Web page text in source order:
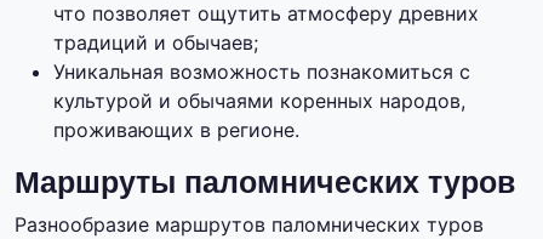
что позволяет ощутить атмосферу древних
традиций и обычаев;
Уникальная возможность познакомиться с
культурой и обычаями коренных народов,
проживающих в регионе.
Маршруты паломнических туров
Разнообразие маршрутов паломнических туров